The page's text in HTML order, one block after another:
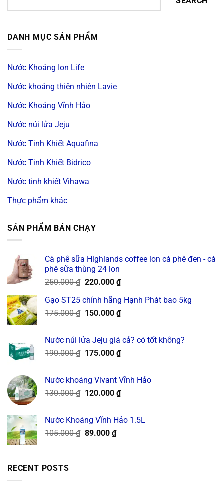
DANH MỤC SẢN PHẨM
Nước Khoáng Ion Life
Nước khoáng thiên nhiên Lavie
Nước Khoáng Vĩnh Hảo
Nước núi lửa Jeju
Nước Tinh Khiết Aquafina
Nước Tinh Khiết Bidrico
Nước tinh khiết Vihawa
Thực phẩm khác
SẢN PHẨM BÁN CHẠY
Cà phê sữa Highlands coffee lon cà phê đen - cà
phê sữa thùng 24 lon
250.000₫ Original
was:
250.000 ₫.
220.000 ₫Current
is:
220.000 ₫.
Gạo ST25 chính hãng Hạnh Phát bao 5kg
175.000₫ Original
175.000 ₫.
150.000 ₫Current
150.000 ₫.
Nước núi lửa Jeju giá cả? có tốt không?
190.000₫ Original
190.000 ₫.
175.000 ₫Current
is:
175.000 ₫.
Nước khoáng Vivant Vĩnh Hảo
130.000₫ Original
was:
130.000 ₫.
120.000 ₫Current
is:
120.000 ₫.
Nước Khoáng Vĩnh Hảo 1.5L
105.000₫ Original
89.000 ₫Current
RECENT POSTS